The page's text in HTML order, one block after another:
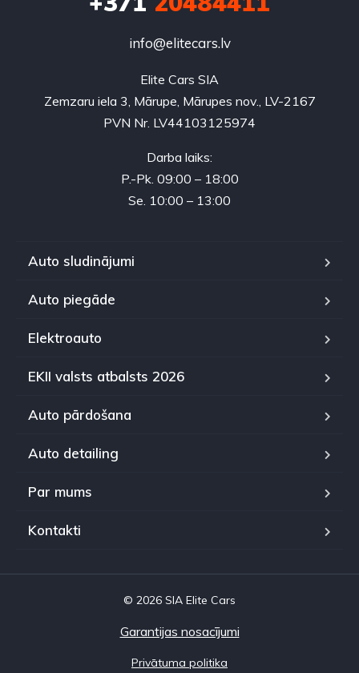
info@elitecars.lv
Elite Cars SIA
Zemzaru iela 3, Mārupe, Mārupes nov., LV-2167
PVN Nr. LV44103125974
Darba laiks:
P.-Pk. 09:00 – 18:00
Se. 10:00 – 13:00
Auto sludinājumi
Auto piegāde
Elektroauto
EKII valsts atbalsts 2026
Auto pārdošana
Auto detailing
Par mums
Kontakti
© 2026 SIA Elite Cars
Garantijas nosacījumi
Privātuma politika